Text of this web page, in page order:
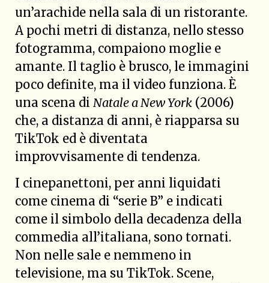
un’arachide nella sala di un ristorante.
A pochi metri di distanza, nello stesso
fotogramma, compaiono moglie e
amante. Il taglio è brusco, le immagini
poco definite, ma il video funziona. È
una scena di Natale a New York (2006)
che, a distanza di anni, è riapparsa su
TikTok ed è diventata
improvvisamente di tendenza.
I cinepanettoni, per anni liquidati
come cinema di “serie B” e indicati
come il simbolo della decadenza della
commedia all’italiana, sono tornati.
Non nelle sale e nemmeno in
televisione, ma su TikTok. Scene,